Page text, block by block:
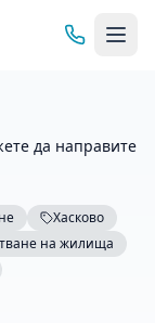
да направите
Хасково
на жилища